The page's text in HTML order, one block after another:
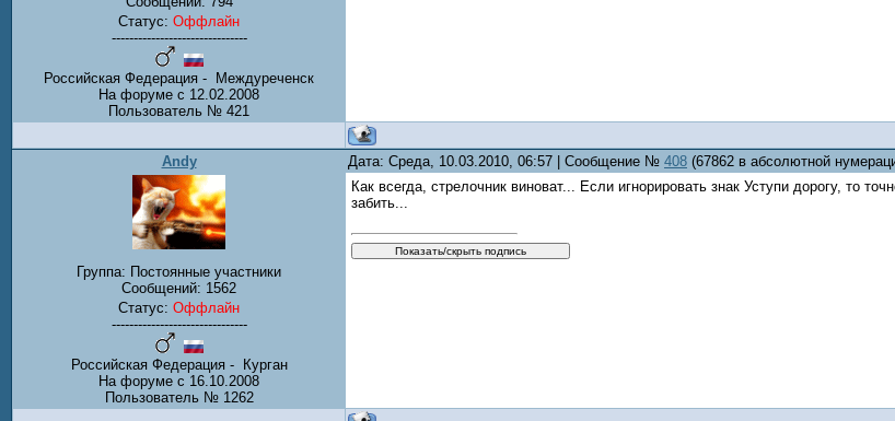
Статус: Оффлайн
-------------------------------
Российская Федерация - Междуреченск
На форуме с 12.02.2008
Пользователь № 421
Andy Дата: Среда, 10.03.2010, 06:57 | Сообщение № 408 (67862 в абсолютной
Группа: Постоянные участники
Сообщений: 1562
Статус: Оффлайн
-------------------------------
Российская Федерация - Курган
На форуме с 16.10.2008
Пользователь № 1262
Как всегда, стрелочник виноват... Если игнорировать знак Уступи дорогу, то
забить...